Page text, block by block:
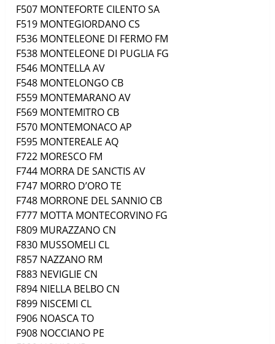
F507 MONTEFORTE CILENTOSA
F519 MONTEGIORDANO CS
F536 MONTELEONE DI FERMO FM
F538 MONTELEONE DI PUGLIA FG
F546 MONTELLAAV
F548 MONTELONGO CB
F559 MONTEMARANOAV
F569 MONTEMITRO CB
F570 MONTEMONACOAP
F595 MONTEREALE AQ
F722 MORESCO FM
F744 MORRA DE SANCTIS AV
F747 MORRO D’OROTE
F748 MORRONE DEL SANNIO CB
F777 MOTTA MONTECORVINO FG
F809 MURAZZANO CN
F830 MUSSOMELI CL
F857 NAZZANO RM
F883 NEVIGLIE CN
F894 NIELLA BELBO CN
F899 NISCEMI CL
F906 NOASCATO
F908 NOCCIANO PE